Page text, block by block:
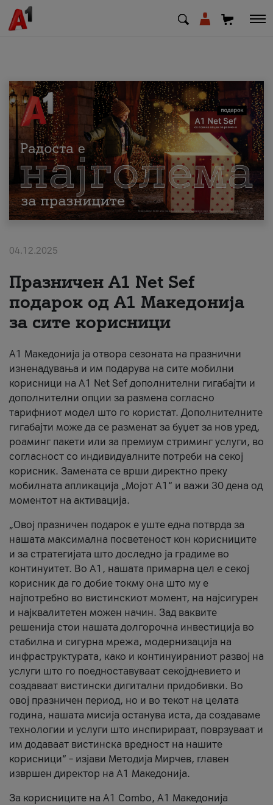
МК EN SQ
Приватни Деловни
Поддршка
Надополни кредит
За нас
#ПодобарОнлајн
04.12.2025
Празничен A1 Net Sеf
подарок од А1 Македонија
за сите корисници
А1 Македонија ја отвора сезоната на празнични
изненадувања и им подарува на сите мобилни
корисници на A1 Net Sef дополнителни гигабајти и
дополнителни опции за размена согласно
тарифниот модел што го користат. Дополнителните
гигабајти може да се разменат за буџет за нов уред,
роаминг пакети или за премиум стриминг услуги, во
согласност со индивидуалните потреби на секој
корисник. Замената се врши директно преку
мобилната апликација „Мојот А1“ и важи 30 дена од
моментот на активација.
„Овој празничен подарок е уште една потврда за
нашата максимална посветеност кон корисниците
и за стратегијата што доследно ја градиме во
континуитет. Во А1, нашата примарна цел е секој
корисник да го добие токму она што му е
најпотребно во вистинскиот момент, на најсигурен
и најквалитетен можен начин. Зад ваквите
решенија стои нашата долгорочна инвестиција во
стабилна и сигурна мрежа, модернизација на
инфраструктурата, како и континуираниот развој на
услуги што го поедноставуваат секојдневието и
создаваат вистински дигитални придобивки. Во
овој празничен период, но и во текот на целата
година, нашата мисија останува иста, да создаваме
технологии и услуги што инспирираат, поврзуваат и
им додаваат вистинска вредност на нашите
корисници“ – изјави Методија Мирчев, главен
извршен директор на А1 Македонија.
За корисниците на A1 Combo, А1 Македонија